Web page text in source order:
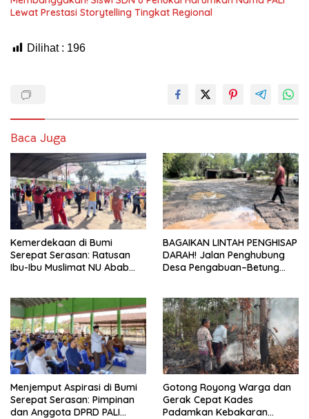
Lewat Prestasi Storytelling Tingkat Regional
Dilihat : 196
Baca Juga
Kemerdekaan di Bumi
Serepat Serasan: Ratusan
Ibu-Ibu Muslimat NU Abab
Indonesia
BAGAIKAN LINTAH PENGHISAP
DARAH! Jalan Penghubung
Desa Pengabuan–Betung
Kerok
Menjemput Aspirasi di Bumi
Serepat Serasan: Pimpinan
dan Anggota DPRD PALI
Gotong Royong Warga dan
Gerak Cepat Kades
Padamkan Kebakaran